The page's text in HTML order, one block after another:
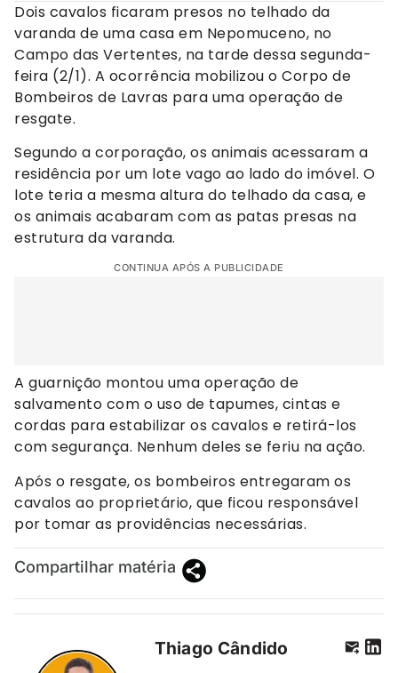
Dois cavalos ficaram presos no telhado da
varanda de uma casa em Nepomuceno, no
Campo das Vertentes, na tarde dessa segunda-
feira (2/1). A ocorrência mobilizou o Corpo de
Bombeiros de Lavras para uma operação de
resgate.
Segundo a corporação, os animais acessaram a
residência por um lote vago ao lado do imóvel. O
lote teria a mesma altura do telhado da casa, e
os animais acabaram com as patas presas na
estrutura da varanda.
CONTINUA APÓS A PUBLICIDADE
A guarnição montou uma operação de
salvamento com o uso de tapumes, cintas e
cordas para estabilizar os cavalos e retirá-los
com segurança. Nenhum deles se feriu na ação.
Após o resgate, os bombeiros entregaram os
cavalos ao proprietário, que ficou responsável
por tomar as providências necessárias.
Compartilhar matéria
Thiago Cândido